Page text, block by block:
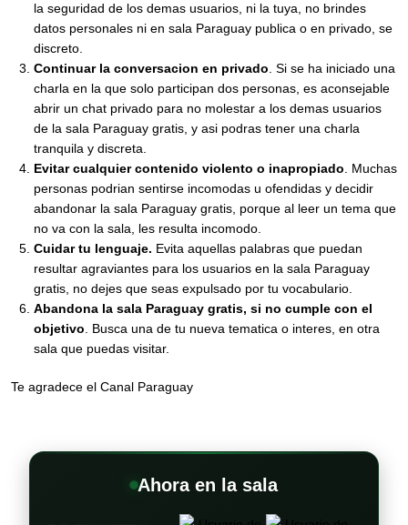
la seguridad de los demas usuarios, ni la tuya, no brindes
datos personales ni en sala Paraguay publica o en privado, se
discreto.
Continuar la conversacion en privado . Si se ha iniciado una
charla en la que solo participan dos personas, es aconsejable
abrir un chat privado para no molestar a los demas usuarios
de la sala Paraguay gratis, y asi podras tener una charla
tranquila y discreta.
Evitar cualquier contenido violento o inapropiado . Muchas
personas podrian sentirse incomodas u ofendidas y decidir
abandonar la sala Paraguay gratis, porque al leer un tema que
no va con la sala, les resulta incomodo.
Cuidar tu lenguaje. Evita aquellas palabras que puedan
resultar agraviantes para los usuarios en la sala Paraguay
gratis, no dejes que seas expulsado por tu vocabulario.
Abandona la sala Paraguay gratis, si no cumple con el
objetivo . Busca una de tu nueva tematica o interes, en otra
sala que puedas visitar.
Te agradece el Canal Paraguay
Ahora en la sala